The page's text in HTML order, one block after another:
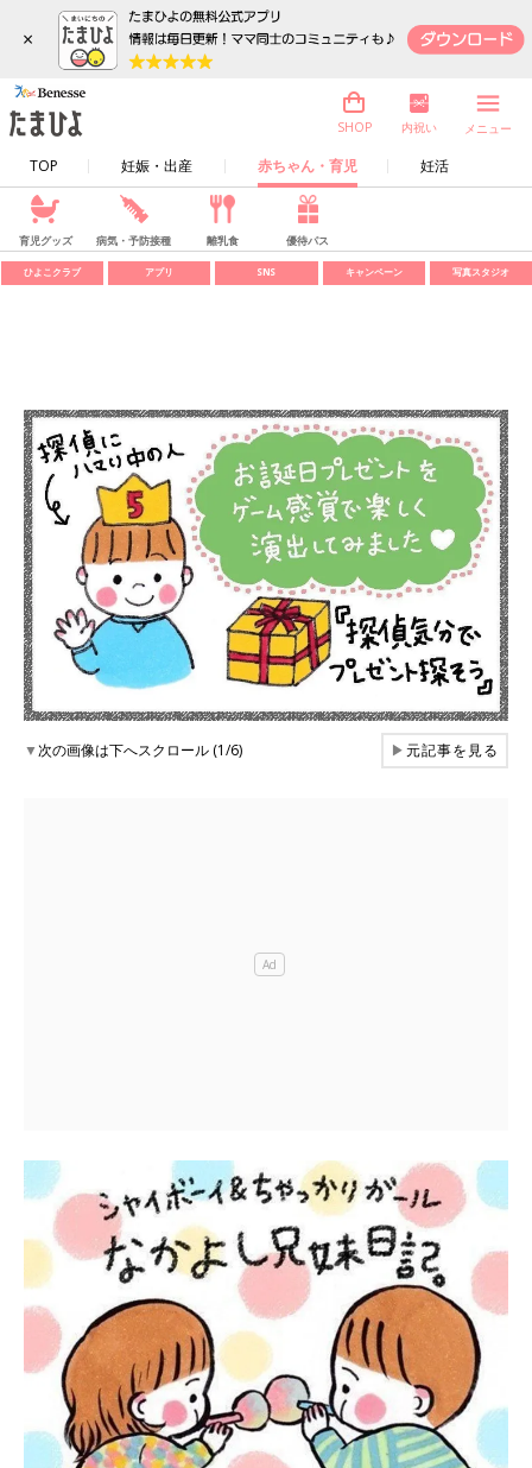
×
TOP 妊娠・出産 赤ちゃん・育児 妊活
SHOP 内祝い メニュー
育児グッズ 病気・予防接種 離乳食 優待パス
ひよこクラブ アプリ SNS キャンペーン 写真スタジオ
▼次の画像は下へスクロール (1/6) ▶元記事を見る